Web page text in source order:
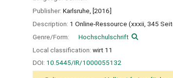
Publisher: Karlsruhe, [2016]
Description: 1 Online-Ressource (xxxii, 345
Genre/Form:
Hochschulschrift
Local classification: wirt 11
DOI: 10.5445/IR/1000055132